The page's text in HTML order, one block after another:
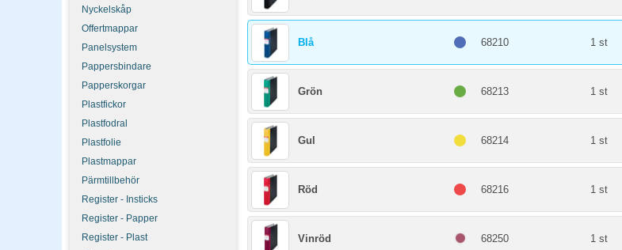
Nyckelskåp
Offertmappar
Panelsystem
Pappersbindare
Papperskorgar
Plastfickor
Plastfodral
Plastfolie
Plastmappar
Pärmtillbehör
Register - Insticks
Register - Papper
Register - Plast
Blå 68210 1 st
Grön 68213 1 st
Gul 68214 1 st
Röd 68216 1 st
Vinröd 68250 1 st